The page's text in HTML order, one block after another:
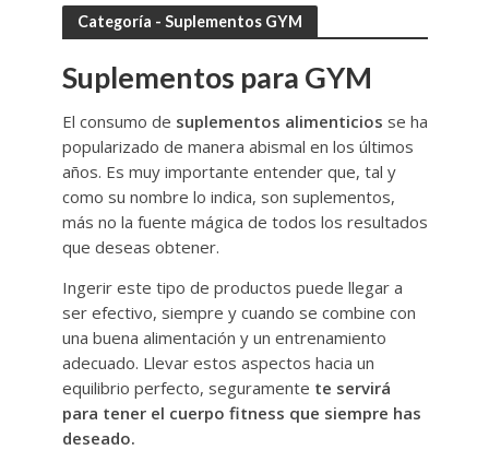
Categoría - Suplementos GYM
Suplementos para GYM
El consumo de suplementos alimenticios se ha
popularizado de manera abismal en los últimos
años. Es muy importante entender que, tal y
como su nombre lo indica, son suplementos,
más no la fuente mágica de todos los resultados
que deseas obtener.
Ingerir este tipo de productos puede llegar a
ser efectivo, siempre y cuando se combine con
una buena alimentación y un entrenamiento
adecuado. Llevar estos aspectos hacia un
equilibrio perfecto, seguramente te servirá
para tener el cuerpo fitness que siempre has
deseado.